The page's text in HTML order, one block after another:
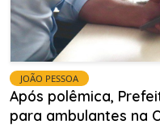
JOÃO PESSOA
Após polêmica,
para ambulantes na